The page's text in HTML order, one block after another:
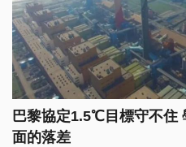
巴黎協定1.5℃目標守不住
面的落差